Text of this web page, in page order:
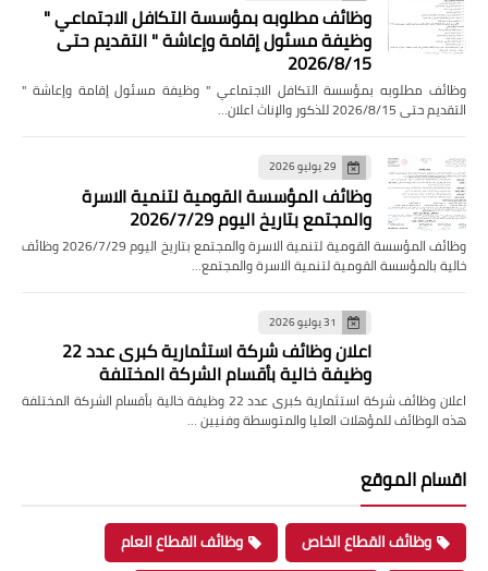
وظائف مطلوبه بمؤسسة التكافل الاجتماعي "
وظيفة مسئول إقامة وإعاشة " التقديم حتى
2026/8/15
وظائف مطلوبه بمؤسسة التكافل الاجتماعي " وظيفة مسئول إقامة وإعاشة "
التقديم حتى 2026/8/15 للذكور والإناث اعلان…
29 يوليو 2026
وظائف المؤسسة القومية لتنمية الاسرة
والمجتمع بتاريخ اليوم 2026/7/29
وظائف المؤسسة القومية لتنمية الاسرة والمجتمع بتاريخ اليوم 2026/7/29 وظائف
خالية بالمؤسسة القومية لتنمية الاسرة والمجتمع…
31 يوليو 2026
اعلان وظائف شركة استثمارية كبرى عدد 22
وظيفة خالية بأقسام الشركة المختلفة
اعلان وظائف شركة استثمارية كبرى عدد 22 وظيفة خالية بأقسام الشركة المختلفة
هذه الوظائف للمؤهلات العليا والمتوسطة وفنيين …
اقسام الموقع
وظائف القطاع الخاص وظائف القطاع العام